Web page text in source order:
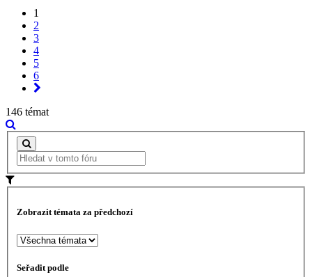
1
2
3
4
5
6
146 témat
Zobrazit témata za předchozí
Seřadit podle